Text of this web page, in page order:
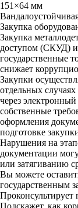
151×64 мм
Закупка
Закупка
доступом (СКУД) и
государственные
снижает
Закупки
отдельных
через
собственные
оформления
подготовке
Нарушения на
документации
или затягиванию
Вы можете
государственным
Проконсультирует